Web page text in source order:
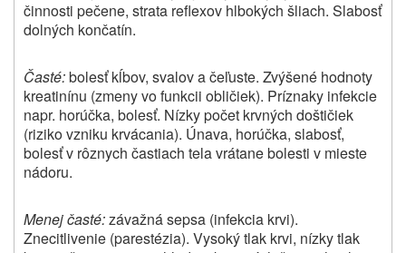
činnosti pečene, strata reflexov hlbokých šliach. Slabosť
dolných končatín.
Časté:bolesť kĺbov, svalov a čeľuste. Zvýšené hodnoty
kreatinínu (zmeny vo funkcii obličiek). Príznaky infekcie
napr. horúčka, bolesť. Nízky počet krvných doštičiek
(riziko vzniku krvácania). Únava, horúčka, slabosť,
bolesť v rôznych častiach tela vrátane bolesti v mieste
nádoru.
Menej časté:závažná sepsa (infekcia krvi).
Znecitlivenie (parestézia). Vysoký tlak krvi, nízky tlak